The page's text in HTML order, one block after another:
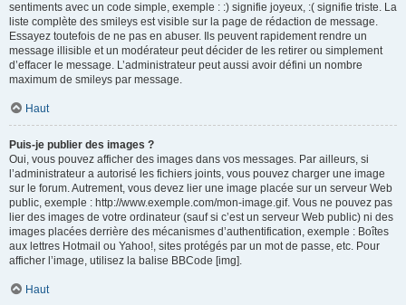
sentiments avec un code simple, exemple : :) signifie joyeux, :( signifie triste. La
liste complète des smileys est visible sur la page de rédaction de message.
Essayez toutefois de ne pas en abuser. Ils peuvent rapidement rendre un
message illisible et un modérateur peut décider de les retirer ou simplement
d’effacer le message. L’administrateur peut aussi avoir défini un nombre
maximum de smileys par message.
Haut
Puis-je publier des images ?
Oui, vous pouvez afficher des images dans vos messages. Par ailleurs, si
l’administrateur a autorisé les fichiers joints, vous pouvez charger une image
sur le forum. Autrement, vous devez lier une image placée sur un serveur Web
public, exemple : http://www.exemple.com/mon-image.gif. Vous ne pouvez pas
lier des images de votre ordinateur (sauf si c’est un serveur Web public) ni des
images placées derrière des mécanismes d’authentification, exemple : Boîtes
aux lettres Hotmail ou Yahoo!, sites protégés par un mot de passe, etc. Pour
afficher l’image, utilisez la balise BBCode [img].
Haut